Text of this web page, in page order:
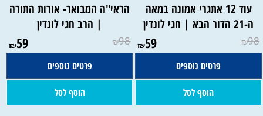
עוד 12 אתגרי אמונה במאה
ה-21 הדור הבא | חגי לונדין
₪98
₪59
פרטים נוספים
הוסף לסל
הראי"ה המבואר- אורות התורה
| הרב חגי לונדין
₪98
₪59
פרטים נוספים
הוסף לסל